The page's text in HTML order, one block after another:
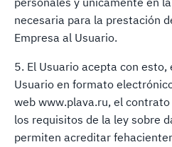
necesaria para la prestación
Empresa al Usuario.
5. El Usuario acepta con
Usuario en formato
web www.plava.ru, el
los requisitos de la ley sobre
permiten acreditar